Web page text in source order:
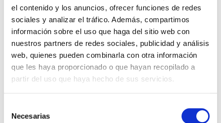
el contenido y los anuncios, ofrecer funciones de redes
sociales y analizar el tráfico. Además, compartimos
información sobre el uso que haga del sitio web con
nuestros partners de redes sociales, publicidad y análisis
web, quienes pueden combinarla con otra información
que les haya proporcionado o que hayan recopilado a
partir del uso que haya hecho de sus servicios.
Necesarias
QUIERO SER MAMÁ
niveles de hCG durante el